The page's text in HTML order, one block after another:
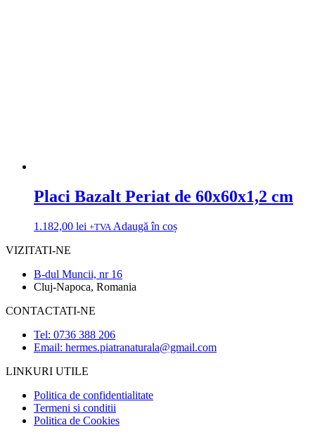
Placi Bazalt Periat de 60x60x1,2 cm
1.182,00 lei +TVA Adaugă în coș
VIZITATI-NE
B-dul Muncii, nr 16
Cluj-Napoca, Romania
CONTACTATI-NE
Tel: 0736 388 206
Email: hermes.piatranaturala@gmail.com
LINKURI UTILE
Politica de confidentialitate
Termeni si conditii
Politica de Cookies